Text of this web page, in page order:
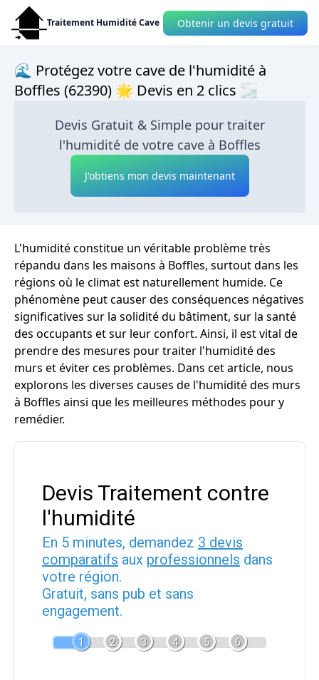
Traitement Humidité Cave Obtenir un devis gratuit
🌊 Protégez votre cave de l'humidité à
Boffles (62390) 🌟 Devis en 2 clics 🌫
Devis Gratuit & Simple pour traiter
l'humidité de votre cave à Boffles
J'obtiens mon devis maintenant
L'humidité constitue un véritable problème très
répandu dans les maisons à Boffles, surtout dans les
régions où le climat est naturellement humide. Ce
phénomène peut causer des conséquences négatives
significatives sur la solidité du bâtiment, sur la santé
des occupants et sur leur confort. Ainsi, il est vital de
prendre des mesures pour traiter l'humidité des
murs et éviter ces problèmes. Dans cet article, nous
explorons les diverses causes de l'humidité des murs
à Boffles ainsi que les meilleures méthodes pour y
remédier.
Devis Traitement contre
l'humidité
En 5 minutes, demandez 3 devis
comparatifs aux professionnels dans
votre région.
Gratuit, sans pub et sans
engagement.
1 2 3 4 5 6